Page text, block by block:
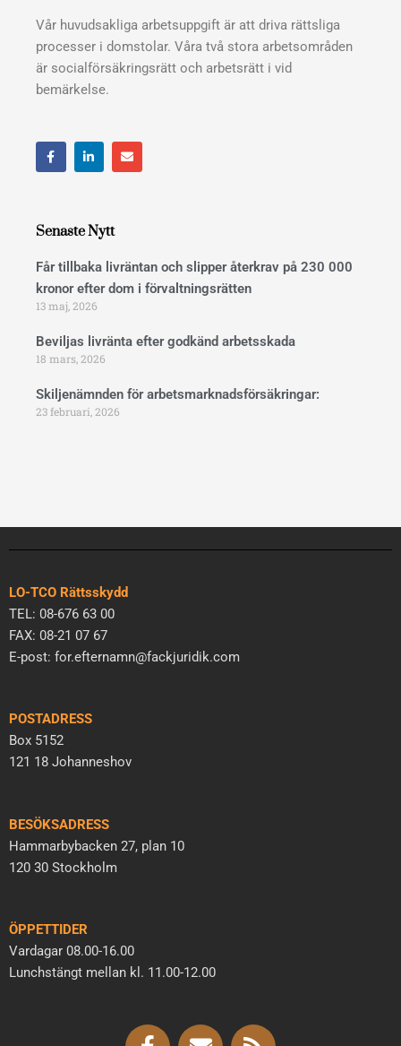
Vår huvudsakliga arbetsuppgift är att driva rättsliga
processer i domstolar. Våra två stora arbetsområden
är socialförsäkringsrätt och arbetsrätt i vid
bemärkelse.
F
a
c
k
L
i
n
i
n
E
n
v
Senaste Nytt
Får tillbaka livräntan och slipper återkrav på 230 000
kronor efter dom i förvaltningsrätten
13 maj, 2026
Beviljas livränta efter godkänd arbetsskada
18 mars, 2026
Skiljenämnden för arbetsmarknadsförsäkringar:
23 februari, 2026
LO-TCO Rättsskydd
TEL: 08-676 63 00
FAX: 08-21 07 67
E-post: for.efternamn@fackjuridik.com
POSTADRESS
Box 5152
121 18 Johanneshov
BESÖKSADRESS
Hammarbybacken 27, plan 10
120 30 Stockholm
ÖPPETTIDER
Vardagar 08.00-16.00
Lunchstängt mellan kl. 11.00-12.00
F
E
R